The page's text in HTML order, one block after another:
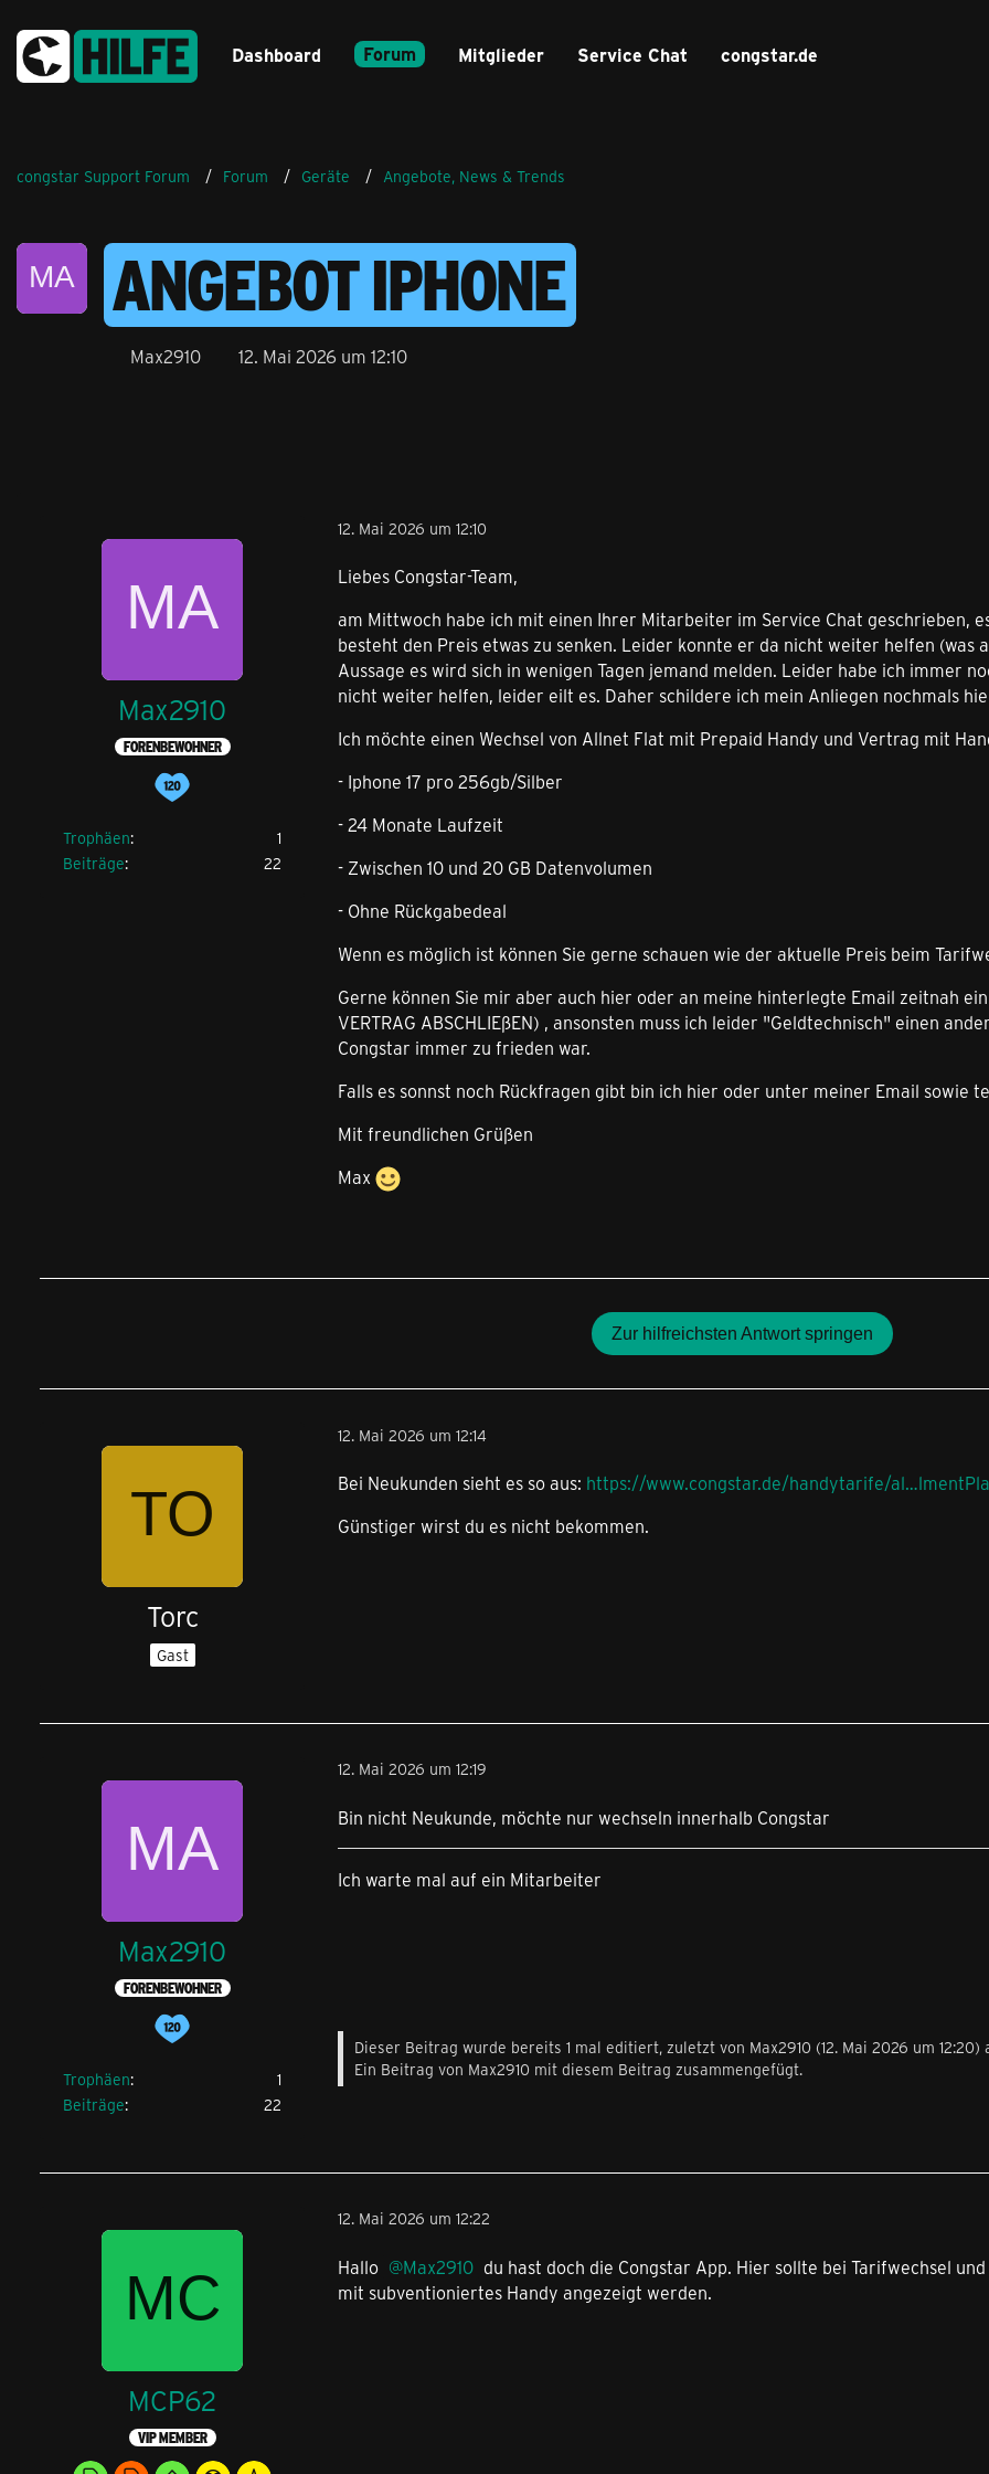
Dashboard Forum Mitglieder Service Chat congstar.de
congstar Support Forum Forum Geräte Angebote, News & Trends
ANGEBOT IPHONE
Max2910 12. Mai 2026 um 12:10
Max2910
FORENBEWOHNER
Trophäen
1
Beiträge
22
12. Mai 2026 um 12:10
Liebes Congstar-Team,
am Mittwoch habe ich mit einen Ihrer Mitarbeiter im Service Chat geschrieben,
besteht den Preis etwas zu senken. Leider konnte er da nicht weiter helfen
Aussage es wird sich in wenigen Tagen jemand melden. Leider habe ich immer
nicht weiter helfen, leider eilt es. Daher schildere ich mein Anliegen nochmals
Ich möchte einen Wechsel von Allnet Flat mit Prepaid Handy und Vertrag mit
- Iphone 17 pro 256gb/Silber
- 24 Monate Laufzeit
- Zwischen 10 und 20 GB Datenvolumen
- Ohne Rückgabedeal
Wenn es möglich ist können Sie gerne schauen wie der aktuelle Preis beim
Gerne können Sie mir aber auch hier oder an meine hinterlegte Email zeitnah ein
VERTRAG ABSCHLIEßEN) , ansonsten muss ich leider "Geldtechnisch" einen
Congstar immer zu frieden war.
Falls es sonnst noch Rückfragen gibt bin ich hier oder unter meiner Email sowie
Mit freundlichen Grüßen
Max
Zur hilfreichsten Antwort springen
Torc
Gast
12. Mai 2026 um 12:14
Bei Neukunden sieht es so aus: https://www.congstar.de/handytarife/
Günstiger wirst du es nicht bekommen.
Max2910
FORENBEWOHNER
Trophäen
1
Beiträge
22
12. Mai 2026 um 12:19
Bin nicht Neukunde, möchte nur wechseln innerhalb Congstar
Ich warte mal auf ein Mitarbeiter
Dieser Beitrag wurde bereits 1 mal editiert, zuletzt von Max2910 (12. Mai 2026 um 12:20)
Ein Beitrag von Max2910 mit diesem Beitrag zusammengefügt.
MCP62
VIP MEMBER
12. Mai 2026 um 12:22
Hallo Max2910 du hast doch die Congstar App. Hier sollte bei Tarifwechsel
mit subventioniertes Handy angezeigt werden.